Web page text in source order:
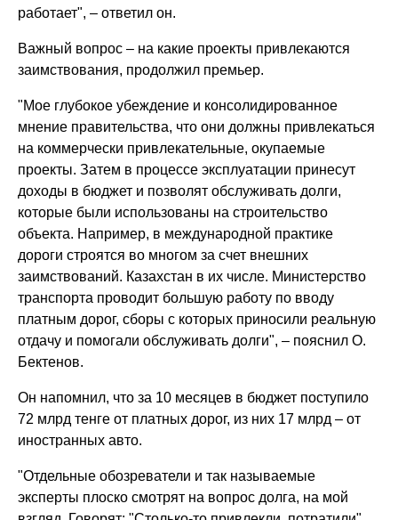
работает", – ответил он.
Важный вопрос – на какие проекты привлекаются
заимствования, продолжил премьер.
"Мое глубокое убеждение и консолидированное
мнение правительства, что они должны привлекаться
на коммерчески привлекательные, окупаемые
проекты. Затем в процессе эксплуатации принесут
доходы в бюджет и позволят обслуживать долги,
которые были использованы на строительство
объекта. Например, в международной практике
дороги строятся во многом за счет внешних
заимствований. Казахстан в их числе. Министерство
транспорта проводит большую работу по вводу
платным дорог, сборы с которых приносили реальную
отдачу и помогали обслуживать долги", – пояснил О.
Бектенов.
Он напомнил, что за 10 месяцев в бюджет поступило
72 млрд тенге от платных дорог, из них 17 млрд – от
иностранных авто.
"Отдельные обозреватели и так называемые
эксперты плоско смотрят на вопрос долга, на мой